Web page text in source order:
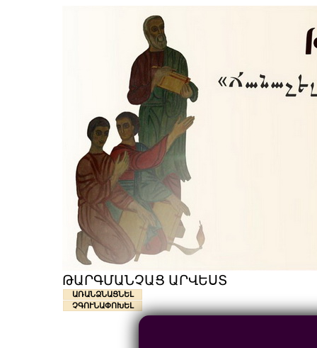
ԹԱՐԳՄԱՆՉԱՑ ԱՐՎԵՍՏ
ԱՌԱՆՁՆԱՑՆԵԼ
ՉԳՈՒՆԱՓՈԽԵԼ